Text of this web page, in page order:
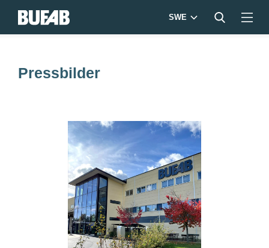
SWE
Pressbilder